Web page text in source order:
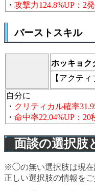
・ 攻撃力124.8%UP：2
バーストスキル
ホッキョク
【アクティ
自分に
・ クリティカル確率
・ 命中率22.04%UP：20
面談の選択肢
※◯の無い選択肢は現在
正しい選択肢の情報を